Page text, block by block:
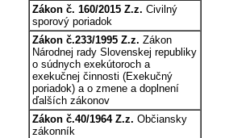
Zákon č. 160/2015 Z.z. Civilný
sporový poriadok
Zákon č.233/1995 Z.z. Zákon
Národnej rady Slovenskej republiky
o súdnych exekútoroch a
exekučnej činnosti (Exekučný
poriadok) a o zmene a doplnení
ďalších zákonov
Zákon č.40/1964 Z.z. Občiansky
zákonník